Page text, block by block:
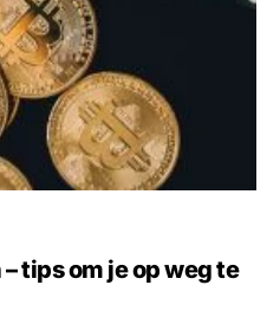
tips om je op weg te